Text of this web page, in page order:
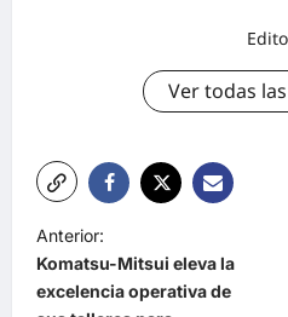
Ver todas
Anterior:
Komatsu-Mitsui eleva la
excelencia operativa de